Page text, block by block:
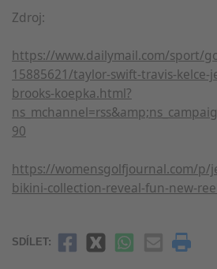
Zdroj:
https://www.dailymail.com/sport/
15885621/taylor-swift-travis-kelce-
brooks-koepka.html?
90
https://womensgolfjournal.com/p/
bikini-collection-reveal-fun-new-
SDÍLET:
Měření výkonu obsahu
Porozumění publiku
statistik nebo kombinací údajů z
zdrojů
Rozvoj a zlepšování služeb
Speciální funkce IAB:
Používání přesných údajů o
Identifikace zařízení na základě
vyžádaných informací